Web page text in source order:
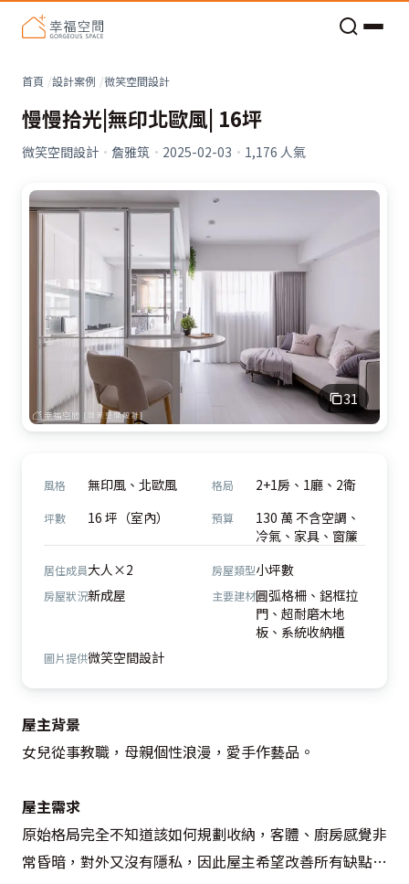
首頁 設計案例 微笑空間設計
慢慢拾光|無印北歐風| 16坪
微笑空間設計 · 詹雅筑 · 2025-02-03 · 1,176 人氣
31
風格 無印風、北歐風 格局 2+1房、1廳、2衛
坪數 16 坪（室內） 預算
130 萬 不含空調、
冷氣、家具、窗簾
居住成員大人×2 房屋類型小坪數
房屋狀況新成屋 主要建材圓弧格柵、鋁框拉
門、超耐磨木地
板、系統收納櫃
圖片提供微笑空間設計
屋主背景
女兒從事教職，母親個性浪漫，愛手作藝品。
屋主需求
原始格局完全不知道該如何規劃收納，客體、廚房感覺非
常昏暗，對外又沒有隱私，因此屋主希望改善所有缺點。